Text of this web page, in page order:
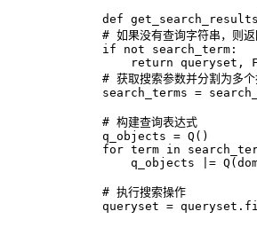
def get_search_results
# 如果没有查询字符串，则
if
not search_term:
return queryset,
# 获取搜索参数并分割为多
search_terms =
# 构建查询表达式
        q_objects = Q()
for term in
q_objects |=
# 执行搜索操作
        queryset = queryset.